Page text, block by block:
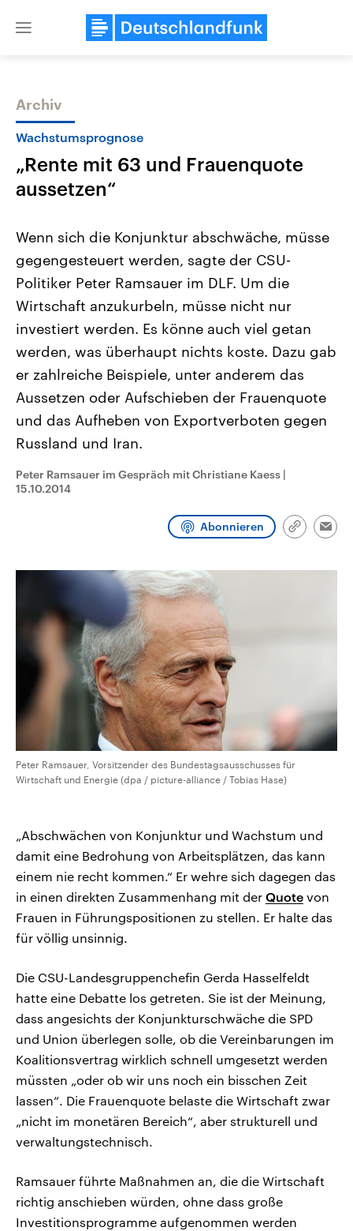
Close
Themen
Landtagswahl Sachsen-Anhalt
2026
Alle Informationen
Sachsen-Anhalt wählt am 6.
September 2026 einen neuen
Landtag. Seit 2021 wird das
Bundesland von einer Koalition aus
Umfragen, Prognosen,
Wahlprogramme, aktuelle Berichte
und Hintergründe zu den Parteien
und Kandidaten der anstehenden
Wahl.
USA
Aktuelle Beiträge,
Hintergründe
Wirtschaftlich und
gehören die Vereinigten
den mächtigsten Ländern
mit großem Einfluss auf
aktuelle Weltgeschehen.
Sendungen Programm Podcasts
Audio-Archiv
Archiv
Wachstumsprognose
„Rente mit 63 und Frauenquote
aussetzen“
Wenn sich die Konjunktur abschwäche, müsse
gegengesteuert werden, sagte der CSU-
Politiker Peter Ramsauer im DLF. Um die
Wirtschaft anzukurbeln, müsse nicht nur
investiert werden. Es könne auch viel getan
werden, was überhaupt nichts koste. Dazu gab
er zahlreiche Beispiele, unter anderem das
Aussetzen oder Aufschieben der Frauenquote
und das Aufheben von Exportverboten gegen
Russland und Iran.
Peter Ramsauer im Gespräch mit Christiane Kaess |
15.10.2014
Abonnieren
Link
Peter Ramsauer, Vorsitzender des Bundestagsausschusses für
Wirtschaft und Energie (dpa / picture-alliance / Tobias Hase)
„Abschwächen von Konjunktur und Wachstum und
damit eine Bedrohung von Arbeitsplätzen, das kann
einem nie recht kommen.“ Er wehre sich dagegen das
in einen direkten Zusammenhang mit der Quote von
Frauen in Führungspositionen zu stellen. Er halte das
für völlig unsinnig.
Die CSU-Landesgruppenchefin Gerda Hasselfeldt
hatte eine Debatte los getreten. Sie ist der Meinung,
dass angesichts der Konjunkturschwäche die SPD
und Union überlegen solle, ob die Vereinbarungen im
Koalitionsvertrag wirklich schnell umgesetzt werden
müssten „oder ob wir uns noch ein bisschen Zeit
lassen“. Die Frauenquote belaste die Wirtschaft zwar
„nicht im monetären Bereich“, aber strukturell und
verwaltungstechnisch.
Ramsauer führte Maßnahmen an, die die Wirtschaft
richtig anschieben würden, ohne dass große
Investitionsprogramme aufgenommen werden